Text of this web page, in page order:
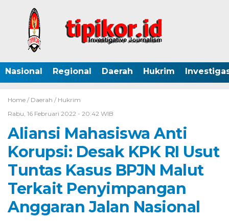
Nasional Regional Daerah Hukrim
Home / Daerah / Hukrim
Rabu, 16 Februari 2022 - 20:42 WIB
Aliansi Mahasiswa Anti
Korupsi: Desak KPK RI Usut
Tuntas Kasus BPJN Malut
Terkait Penyimpangan
Anggaran Jalan Nasional